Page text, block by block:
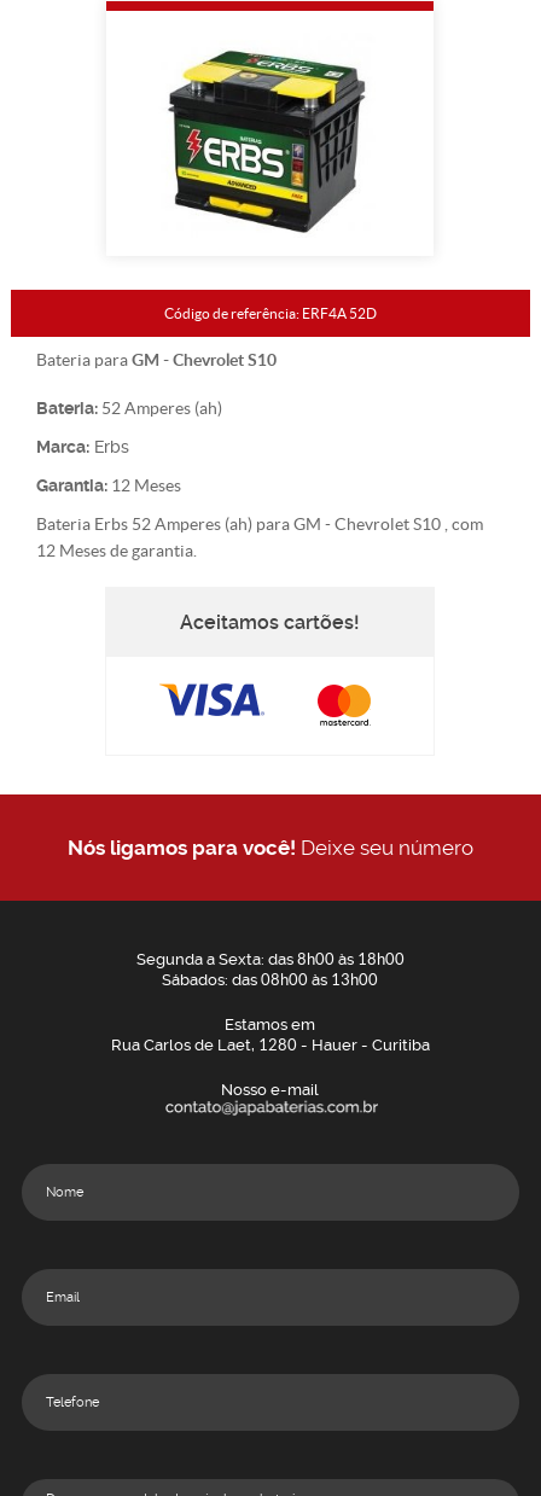
Código de referência: ERF4A 52D
Bateria paraGM - Chevrolet S10
Bateria: 52 Amperes (ah)
Marca: Erbs
Garantia: 12 Meses
Bateria Erbs 52 Amperes (ah) para GM - Chevrolet S10 , com
12 Meses de garantia.
Aceitamos cartões!
Nós ligamos para você! Deixe seu número
Segunda a Sexta: das 8h00às 18h00
Sábados: das08h00 às 13h00
Estamos em
Rua Carlos de Laet, 1280- Hauer - Curitiba
Nosso e-mail